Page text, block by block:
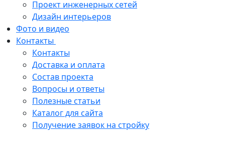
Проект инженерных сетей
Дизайн интерьеров
Фото и видео
Контакты
Контакты
Доставка и оплата
Состав проекта
Вопросы и ответы
Полезные статьи
Каталог для сайта
Получение заявок на стройку